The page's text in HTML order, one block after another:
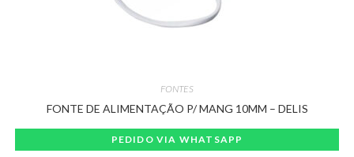
FONTES
FONTE DE ALIMENTAÇÃO P/ MANG 10MM – DELIS
PEDIDO VIA WHATSAPP